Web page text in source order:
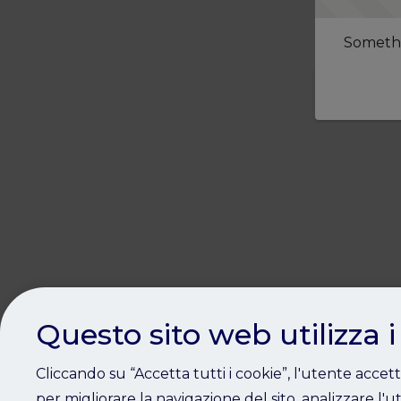
Questo sito web utilizza
Cliccando su “Accetta tutti i cookie”, l'utente